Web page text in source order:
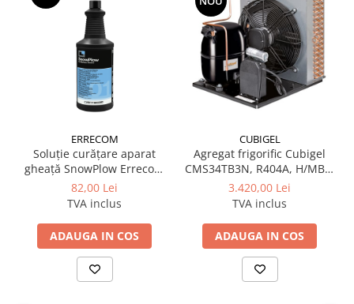
ERRECOM
Soluție curățare aparat
gheață SnowPlow Errecom
1L
82,00 Lei
TVA inclus
ADAUGA IN COS
CUBIGEL
Agregat frigorific Cubigel
CMS34TB3N, R404A, H/MBP,
220–240 V
3.420,00 Lei
TVA inclus
ADAUGA IN COS